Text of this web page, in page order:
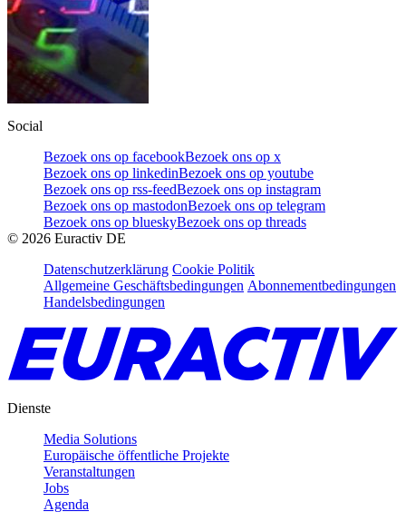
Social
Bezoek ons op facebookBezoek ons op x
Bezoek ons op linkedinBezoek ons op youtube
Bezoek ons op rss-feedBezoek ons op instagram
Bezoek ons op mastodonBezoek ons op telegram
Bezoek ons op blueskyBezoek ons op threads
© 2026 Euractiv DE
Datenschutzerklärung Cookie Politik
Allgemeine Geschäftsbedingungen Abonnementbedingungen
Handelsbedingungen
Dienste
Media Solutions
Europäische öffentliche Projekte
Veranstaltungen
Jobs
Agenda